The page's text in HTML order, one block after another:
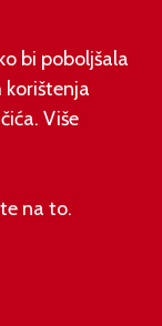
Od siječnja 2027.
milijuni
za sve koji
bi poboljšala
korištenja
Više
na to.